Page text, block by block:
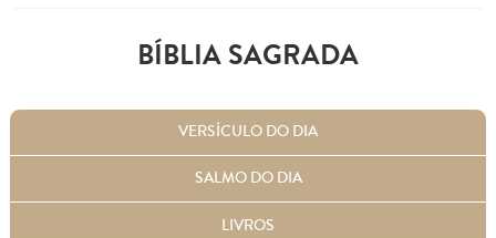
BÍBLIA SAGRADA
VERSÍCULO DO DIA
SALMO DO DIA
LIVROS